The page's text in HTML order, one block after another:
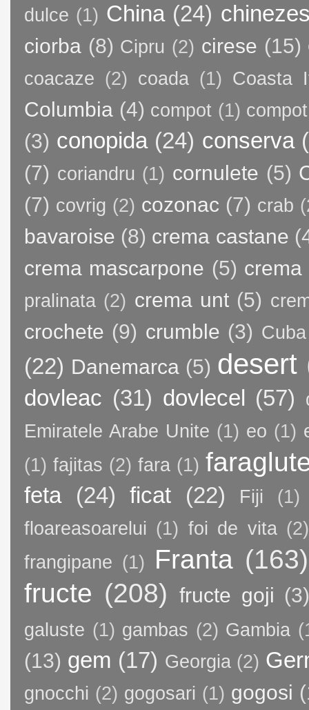
dulce (1) China (24)
ciorba (8) Cipru (2) cirese (15)
coacaze (2) coada (1) Coasta
Columbia (4) compot (1)
(3) conopida (24) conserva
(7) coriandru (1) cornulete (5)
(7) covrig (2) cozonac (7) crab
bavaroise (8) crema castane
crema mascarpone (5) crema
pralinata (2) crema unt (5)
crochete (9) crumble (3) Cuba
(22) Danemarca (5) desert
dovleac (31) dovlecel (57)
Emiratele Arabe Unite (1) eo (1)
(1) fajitas (2) fara (1)
feta (24) ficat (22) Fiji
(1)
floareasoarelui (1) foi de vita (2)
frangipane (1) Franta (163)
fructe (208) fructe goji (3)
galuste (1) gambas (2) Gambia
(13) gem (17) Georgia (2)
gnocchi (2) gogosari (1) gogosi